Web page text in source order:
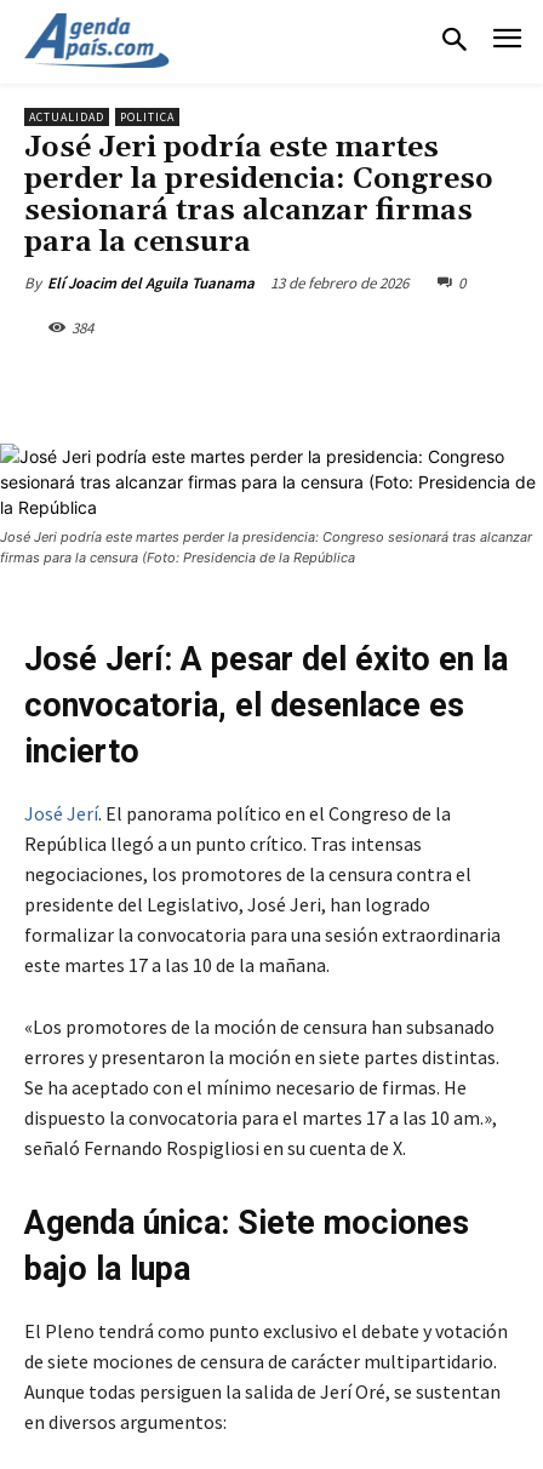
ACTUALIDAD POLITICA
José Jeri podría este martes
perder la presidencia: Congreso
sesionará tras alcanzar firmas
para la censura
By Elí Joacim del Aguila Tuanama 13 de febrero de 2026 0
384
José Jeri podría este martes perder la presidencia: Congreso sesionará tras alcanzar
firmas para la censura (Foto: Presidencia de la República
José Jerí: A pesar del éxito en la
convocatoria, el desenlace es
incierto
José Jerí. El panorama político en el Congreso de la
República llegó a un punto crítico. Tras intensas
negociaciones, los promotores de la censura contra el
presidente del Legislativo, José Jeri, han logrado
formalizar la convocatoria para una sesión extraordinaria
este martes 17 a las 10 de la mañana.
«Los promotores de la moción de censura han subsanado
errores y presentaron la moción en siete partes distintas.
Se ha aceptado con el mínimo necesario de firmas. He
dispuesto la convocatoria para el martes 17 a las 10 am.»,
señaló Fernando Rospigliosi en su cuenta de X.
Agenda única: Siete mociones
bajo la lupa
El Pleno tendrá como punto exclusivo el debate y votación
de siete mociones de censura de carácter multipartidario.
Aunque todas persiguen la salida de Jerí Oré, se sustentan
en diversos argumentos: